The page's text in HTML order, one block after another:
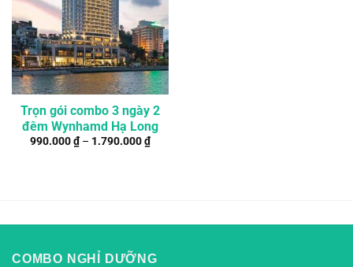
Trọn gói combo 3 ngày 2
đêm Wynhamd Hạ Long
990.000₫– 1.790.000₫
COMBO NGHỈ DƯỠNG